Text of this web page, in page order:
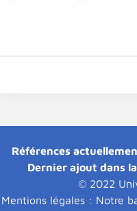
Références
Dernier ajout dans
© 2022
Mentions légales : Notre